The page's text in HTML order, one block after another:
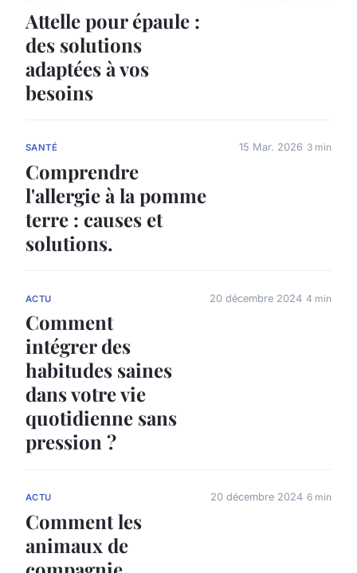
Attelle pour épaule :
des solutions
adaptées à vos
besoins
SANTÉ
Comprendre
l'allergie à la pomme
terre : causes et
solutions.
15 Mar. 2026 3 min
ACTU
Comment
intégrer des
habitudes saines
dans votre vie
quotidienne sans
pression ?
20 décembre 2024 4 min
ACTU
Comment les
animaux de
20 décembre 2024 6 min